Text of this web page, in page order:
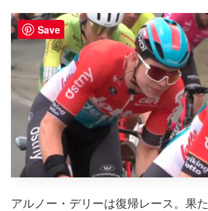
アルノー・デリーは復帰レース。果
Save